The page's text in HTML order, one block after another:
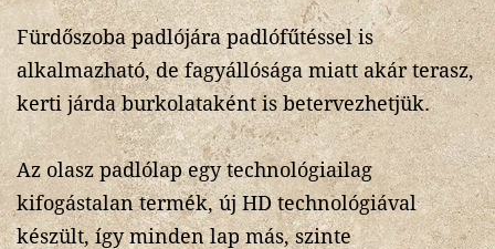
Fürdőszoba padlójára padlófűtéssel is
alkalmazható, de fagyállósága miatt akár terasz,
kerti járda burkolataként is betervezhetjük.
Az olasz padlólap egy technológiailag
kifogástalan termék, új HD technológiával
készült, így minden lap más, szinte